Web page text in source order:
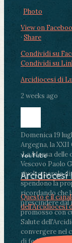
Photo
View on
· Share
Condividi su
Condividi su
Arcidiocesi di
2 weeks ago
Domenica 19
Argegna, la
.La Messa delle
Vescovo Paolo
rivolto parole
spendono la
ricordando che
prescindere dal
promosso con
Salute
convergere nel
di fedeli,
YouTube
Arcidiocesi
Questo è il
dell'Arcidiocesi